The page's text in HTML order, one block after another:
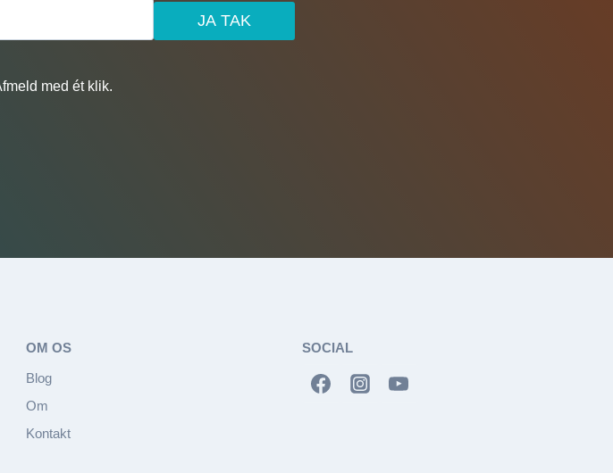
JA TAK
med ét klik.
OM OS
Blog
Om
Kontakt
SOCIAL